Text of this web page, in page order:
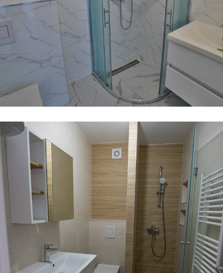
KUPAONA
Kupaona
KUPAONA